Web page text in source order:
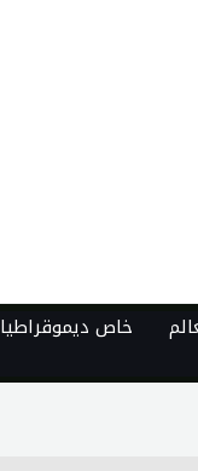
خاص ديموقراطيا